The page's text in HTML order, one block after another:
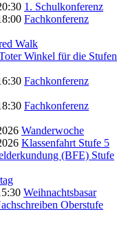
1. Schulkonferenz
Fachkonferenz
Walk
Winkel für die Stufen
Fachkonferenz
Fachkonferenz
Wanderwoche
Klassenfahrt Stufe 5
(BFE) Stufe
Weihnachtsbasar
Oberstufe